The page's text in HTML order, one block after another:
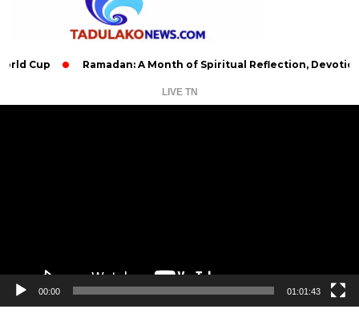
Ramadan: A Month of Spiritual Reflection, Devotion, and
LIVE TN
00:00 01:01:43